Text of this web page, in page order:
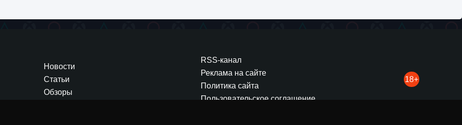
Как выжить против дворецкого в смертельной компании